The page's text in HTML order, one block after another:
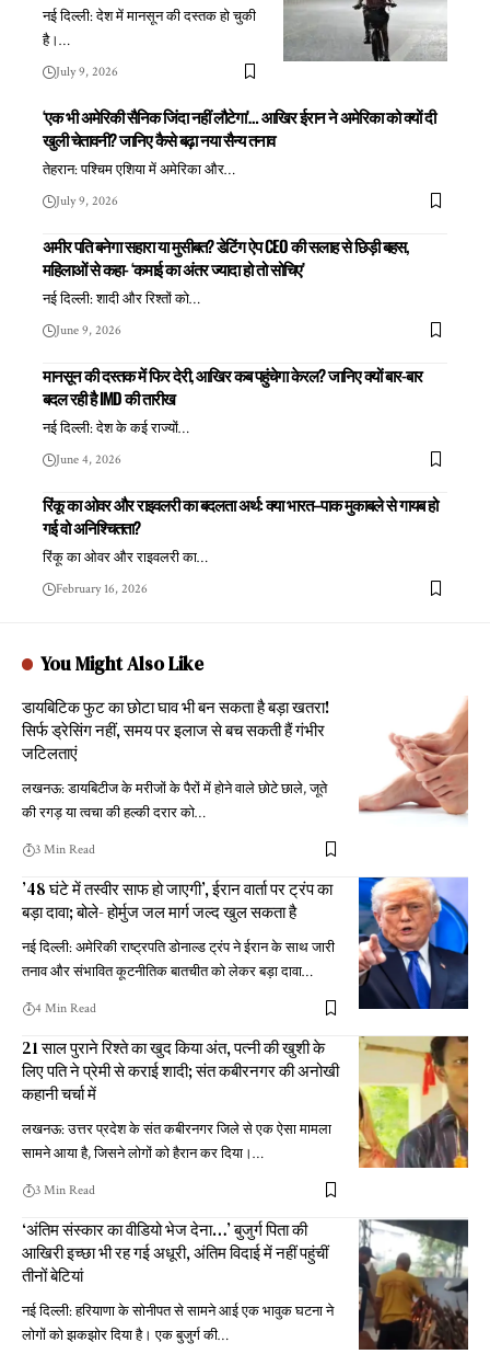
नई दिल्ली: देश में मानसून की दस्तक हो चुकी
है।…
July 9, 2026
‘एक भी अमेरिकी सैनिक जिंदा नहीं लौटेगा’… आखिर ईरान ने अमेरिका को क्यों दी
खुली चेतावनी? जानिए कैसे बढ़ा नया सैन्य तनाव
तेहरान: पश्चिम एशिया में अमेरिका और…
July 9, 2026
अमीर पति बनेगा सहारा या मुसीबत? डेटिंग ऐप CEO की सलाह से छिड़ी बहस,
महिलाओं से कहा- ‘कमाई का अंतर ज्यादा हो तो सोचिए’
नई दिल्ली: शादी और रिश्तों को…
June 9, 2026
मानसून की दस्तक में फिर देरी, आखिर कब पहुंचेगा केरल? जानिए क्यों बार-बार
बदल रही है IMD की तारीख
नई दिल्ली: देश के कई राज्यों…
June 4, 2026
रिंकू का ओवर और राइवलरी का बदलता अर्थ: क्या भारत–पाक मुकाबले से गायब हो
गई वो अनिश्चितता?
रिंकू का ओवर और राइवलरी का…
February 16, 2026
You Might Also Like
डायबिटिक फुट का छोटा घाव भी बन सकता है बड़ा खतरा!
सिर्फ ड्रेसिंग नहीं, समय पर इलाज से बच सकती हैं गंभीर
जटिलताएं
लखनऊ: डायबिटीज के मरीजों के पैरों में होने वाले छोटे छाले, जूते
की रगड़ या त्वचा की हल्की दरार को…
3 Min Read
’48 घंटे में तस्वीर साफ हो जाएगी’, ईरान वार्ता पर ट्रंप का
बड़ा दावा; बोले- होर्मुज जल मार्ग जल्द खुल सकता है
नई दिल्ली: अमेरिकी राष्ट्रपति डोनाल्ड ट्रंप ने ईरान के साथ जारी
तनाव और संभावित कूटनीतिक बातचीत को लेकर बड़ा दावा…
4 Min Read
21 साल पुराने रिश्ते का खुद किया अंत, पत्नी की खुशी के
लिए पति ने प्रेमी से कराई शादी; संत कबीरनगर की अनोखी
कहानी चर्चा में
लखनऊ: उत्तर प्रदेश के संत कबीरनगर जिले से एक ऐसा मामला
सामने आया है, जिसने लोगों को हैरान कर दिया।…
3 Min Read
‘अंतिम संस्कार का वीडियो भेज देना…’ बुजुर्ग पिता की
आखिरी इच्छा भी रह गई अधूरी, अंतिम विदाई में नहीं पहुंचीं
तीनों बेटियां
नई दिल्ली: हरियाणा के सोनीपत से सामने आई एक भावुक घटना ने
लोगों को झकझोर दिया है। एक बुजुर्ग की…